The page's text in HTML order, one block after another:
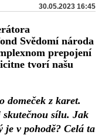
30.05.2023 16:45
Svědomí národa
prepojení
tvorí našu
domeček z karet.
sílu. Jak
je v pohodě? Celá ta